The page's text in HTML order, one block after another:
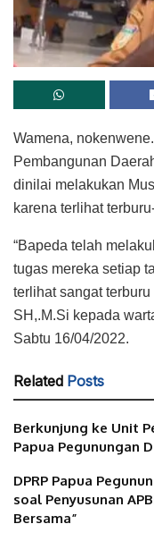
Wamena,
Pembangunan
dinilai melakukan
karena terlihat
“Bapeda telah
tugas mereka setiap
terlihat sangat
SH,.M.Si kepada
Sabtu 16/04/2022.
Related Posts
Berkunjung ke Unit
Papua Pegunungan
DPRP Papua
soal Penyusunan
Bersama”